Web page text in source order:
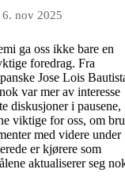
6. nov 2025
ga oss ikke bare en
foredrag. Fra
Jose Lois
var mer av interesse
diskusjoner i pausene,
viktige for oss, om
med videre under
er kjørere som
aktualiserer seg